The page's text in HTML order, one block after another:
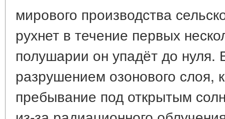
мирового производства
рухнет в течение первых
полушарии он упадёт до нуля.
разрушением озонового слоя,
пребывание под открытым